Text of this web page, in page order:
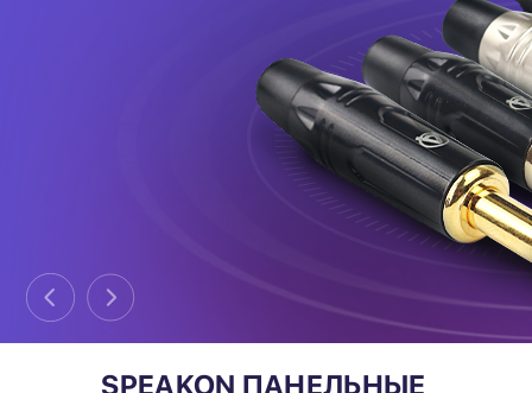
SPEAKON ПАНЕЛЬНЫЕ